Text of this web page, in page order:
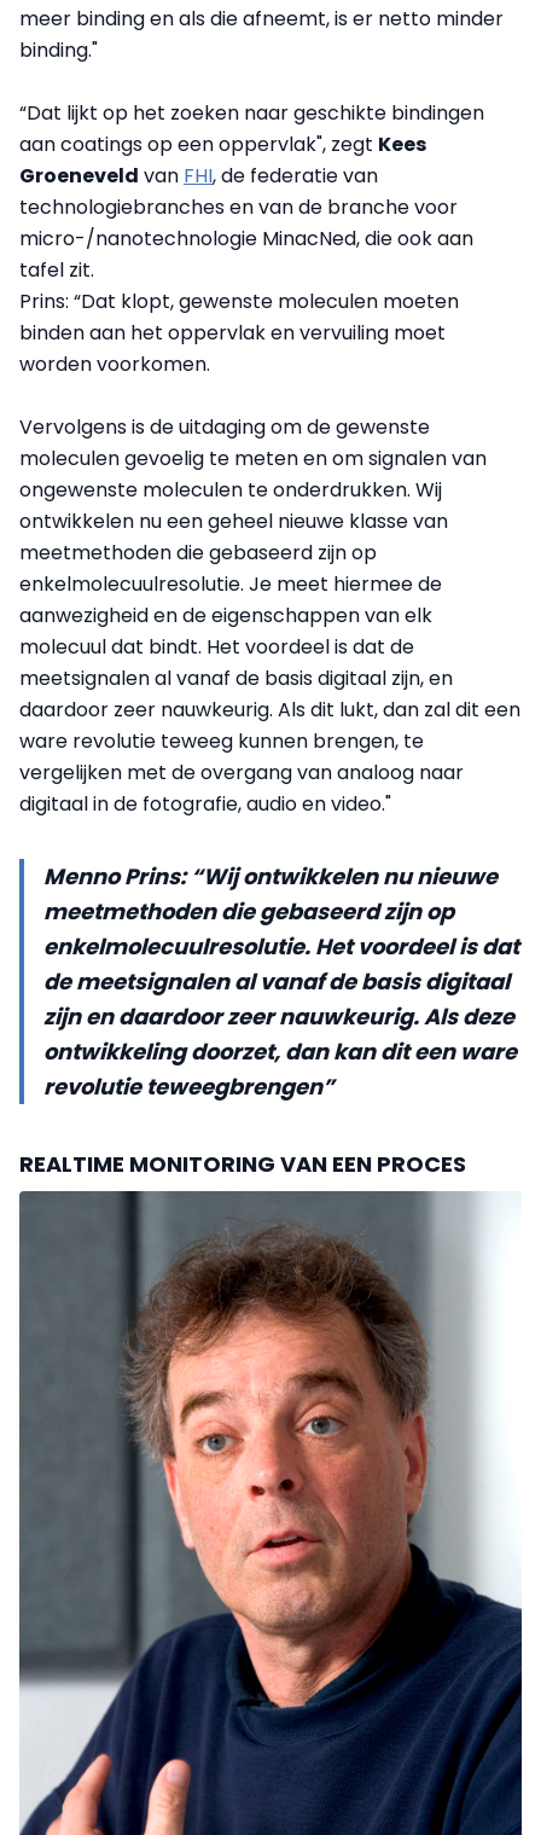
meer binding en als die afneemt, is er netto minder
binding."
“Dat lijkt op het zoeken naar geschikte bindingen
aan coatings op een oppervlak", zegt Kees
Groeneveld van FHI, de federatie van
technologiebranches en van de branche voor
micro-/nanotechnologie MinacNed, die ook aan
tafel zit.
Prins: “Dat klopt, gewenste moleculen moeten
binden aan het oppervlak en vervuiling moet
worden voorkomen.
Vervolgens is de uitdaging om de gewenste
moleculen gevoelig te meten en om signalen van
ongewenste moleculen te onderdrukken. Wij
ontwikkelen nu een geheel nieuwe klasse van
meetmethoden die gebaseerd zijn op
enkelmolecuulresolutie. Je meet hiermee de
aanwezigheid en de eigenschappen van elk
molecuul dat bindt. Het voordeel is dat de
meetsignalen al vanaf de basis digitaal zijn, en
daardoor zeer nauwkeurig. Als dit lukt, dan zal dit een
ware revolutie teweeg kunnen brengen, te
vergelijken met de overgang van analoog naar
digitaal in de fotografie, audio en video."
Menno Prins: “Wij ontwikkelen nu nieuwe
meetmethoden die gebaseerd zijn op
enkelmolecuulresolutie. Het voordeel is dat
de meetsignalen al vanaf de basis digitaal
zijn en daardoor zeer nauwkeurig. Als deze
ontwikkeling doorzet, dan kan dit een ware
revolutie teweegbrengen”
REALTIME MONITORING VAN EEN PROCES